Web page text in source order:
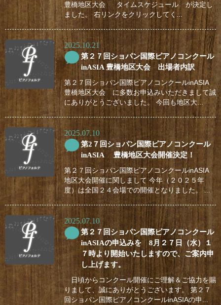
豊橋地区大会 タイムスケジュール が決定し
ました。 右リンクをクリックしてく...
2025.10.21
第２７回ショパン国際ピアノコンクール
inASIA 豊橋地区大会 出場者内訳
第２７回ショパン国際ピアノコンクールinASIA
豊橋地区大会 に多数お申込みいただきまして誠
にありがとうございました。 今回も地区大...
2025.07.10
第2７回ショパン国際ピアノコンクール
inASIA 豊橋地区大会開催決定！
第２７回ショパン国際ピアノコンクールinASIA
地区大会開催に関しまして 今年（２０２５年
度）は全国２４会場での開催となりました。 ...
2025.07.10
第２７回ショパン国際ピアノコンクール
inASIAの申込みを 8月２７日（水）１
７時より開始いたしますので、ご案内申
し上げます。
日頃からコンクール開催にご理解＆ご協力を賜
りまして、誠にありがとうございます。 第２７
回ショパン国際ピアノコンクールinASIAの申...